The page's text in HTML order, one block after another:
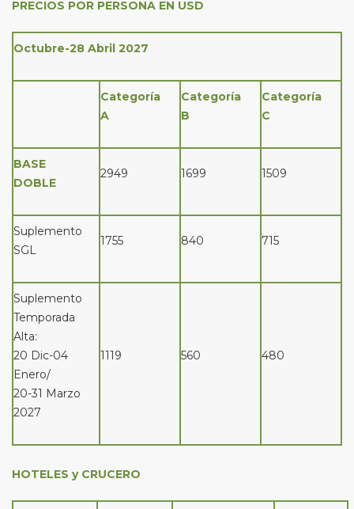
PRECIOS POR PERSONA EN USD
Octubre-28 Abril 2027
Categoría
A
Categoría
B
Categoría
C
BASE
DOBLE
2949 1699 1509
Suplemento
SGL
1755 840 715
Suplemento
Temporada
Alta:
20 Dic-04
Enero/
20-31 Marzo
2027
1119 560 480
HOTELES y CRUCERO